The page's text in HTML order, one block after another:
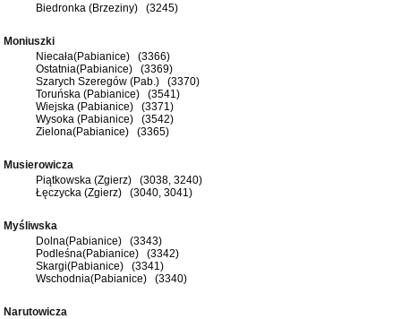
Biedronka (Brzeziny) (3245)
Moniuszki
Niecała(Pabianice) (3366)
Ostatnia(Pabianice) (3369)
Szarych Szeregów (Pab.) (3370)
Toruńska (Pabianice) (3541)
Wiejska (Pabianice) (3371)
Wysoka (Pabianice) (3542)
Zielona(Pabianice) (3365)
Musierowicza
Piątkowska (Zgierz) (3038, 3240)
Łęczycka (Zgierz) (3040, 3041)
Myśliwska
Dolna(Pabianice) (3343)
Podleśna(Pabianice) (3342)
Skargi(Pabianice) (3341)
Wschodnia(Pabianice) (3340)
Narutowicza